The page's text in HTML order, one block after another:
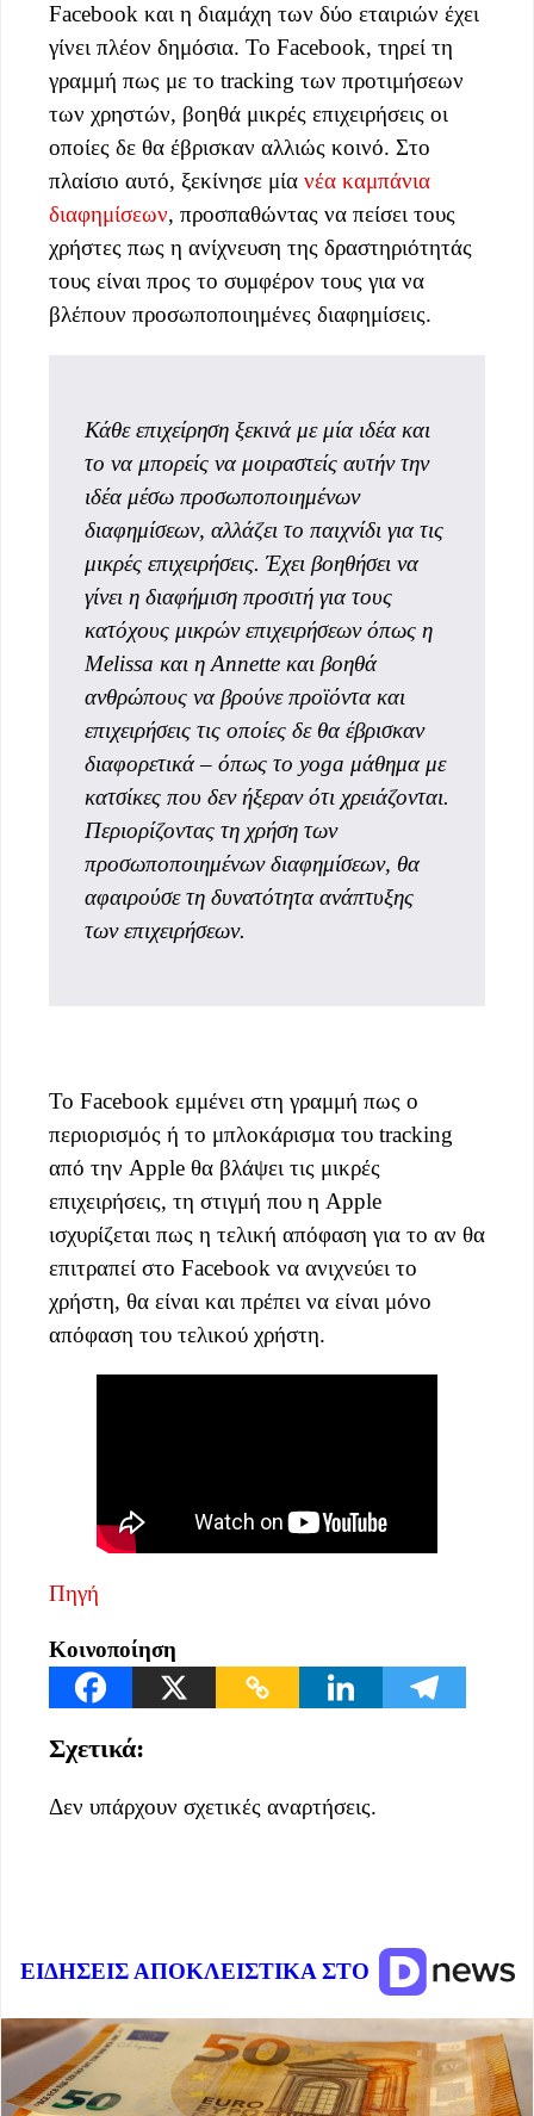
Facebook και η διαμάχη των δύο εταιριών έχει
γίνει πλέον δημόσια. Το Facebook, τηρεί τη
γραμμή πως με το tracking των προτιμήσεων
των χρηστών, βοηθά μικρές επιχειρήσεις οι
οποίες δε θα έβρισκαν αλλιώς κοινό. Στο
πλαίσιο αυτό, ξεκίνησε μία νέα καμπάνια
διαφημίσεων, προσπαθώντας να πείσει τους
χρήστες πως η ανίχνευση της δραστηριότητάς
τους είναι προς το συμφέρον τους για να
βλέπουν προσωποποιημένες διαφημίσεις.
Κάθε επιχείρηση ξεκινά με μία ιδέα και
το να μπορείς να μοιραστείς αυτήν την
ιδέα μέσω προσωποποιημένων
διαφημίσεων, αλλάζει το παιχνίδι για τις
μικρές επιχειρήσεις. Έχει βοηθήσει να
γίνει η διαφήμιση προσιτή για τους
κατόχους μικρών επιχειρήσεων όπως η
Melissa και η Annette και βοηθά
ανθρώπους να βρούνε προϊόντα και
επιχειρήσεις τις οποίες δε θα έβρισκαν
διαφορετικά – όπως το yoga μάθημα με
κατσίκες που δεν ήξεραν ότι χρειάζονται.
Περιορίζοντας τη χρήση των
προσωποποιημένων διαφημίσεων, θα
αφαιρούσε τη δυνατότητα ανάπτυξης
των επιχειρήσεων.
Το Facebook εμμένει στη γραμμή πως ο
περιορισμός ή το μπλοκάρισμα του tracking
από την Apple θα βλάψει τις μικρές
επιχειρήσεις, τη στιγμή που η Apple
ισχυρίζεται πως η τελική απόφαση για το αν θα
επιτραπεί στο Facebook να ανιχνεύει το
χρήστη, θα είναι και πρέπει να είναι μόνο
απόφαση του τελικού χρήστη.
Πηγή
Κοινοποίηση
Σχετικά:
Δεν υπάρχουν σχετικές αναρτήσεις.
ΕΙΔΗΣΕΙΣ ΑΠΟΚΛΕΙΣΤΙΚΑ ΣΤΟ